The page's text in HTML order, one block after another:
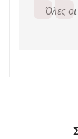
Όλες